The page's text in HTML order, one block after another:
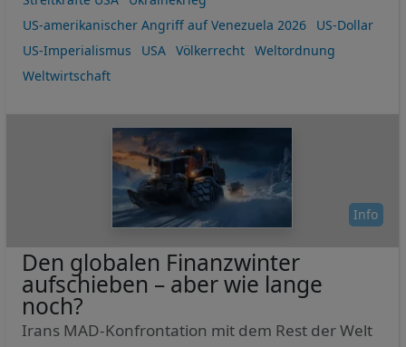
US-amerikanischer Angriff auf Venezuela 2026
US-Dollar
US-Imperialismus
USA Völkerrecht
Weltordnung
Weltwirtschaft
Info
Den globalen Finanzwinter
aufschieben – aber wie lange
noch?
Irans MAD-Konfrontation mit dem Rest der Welt